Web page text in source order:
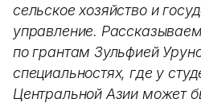
сельское хозяйство и
управление.
по грантам Зульфией
специальностях, где у
Центральной Азии может